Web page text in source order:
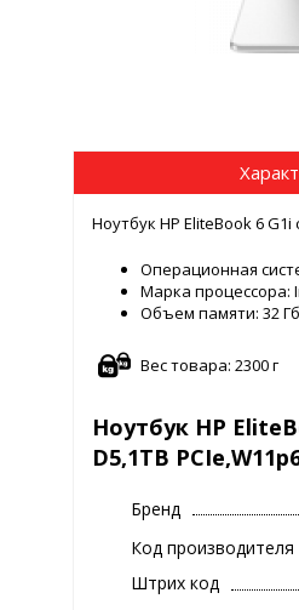
Ноутбук HP EliteBook 6
Операционная
Марка процессора:
Объем памяти: 32
Вес товара: 2300 г
Ноутбук HP
D5,1TB
Бренд
Код производителя
Штрих код